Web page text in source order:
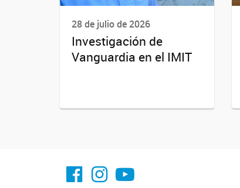
28 de julio de 2026
Investigación de
Vanguardia en el IMIT
facebook imit.conicet
imit.conicet
Youtube